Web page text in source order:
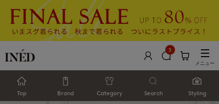
3
メニュー
Top Brand Category Search Styling